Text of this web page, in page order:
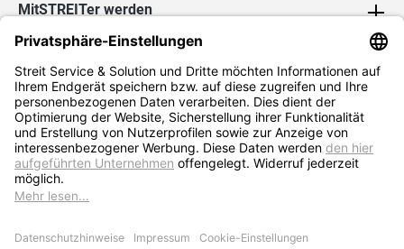
MitSTREITer werden
Kontakt
Social Media
* Alle Preise exkl. MwSt. zzgl.Versandkosten